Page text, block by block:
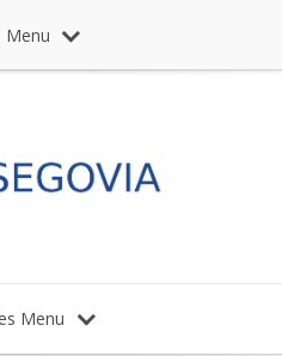
Menu
Menu